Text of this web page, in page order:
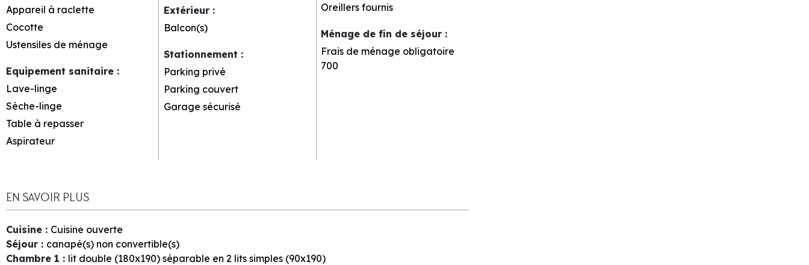
Appareil à raclette
Cocotte
Ustensiles de ménage
Equipement sanitaire :
Lave-linge
Sèche-linge
Table à repasser
Aspirateur
Extérieur :
Balcon(s)
Stationnement :
Parking privé
Parking couvert
Garage sécurisé
Oreillers fournis
Ménage de fin de séjour :
Frais de ménage obligatoire
700
EN SAVOIR PLUS
Cuisine : Cuisine ouverte
Séjour : canapé(s) non convertible(s)
Chambre 1 : lit double (180x190) séparable en 2 lits simples (90x190)